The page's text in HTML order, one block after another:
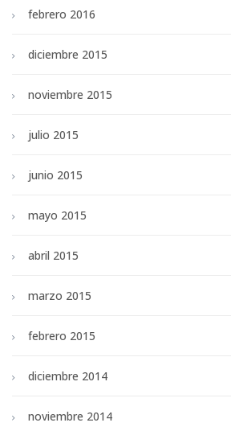
febrero 2016
diciembre 2015
noviembre 2015
julio 2015
junio 2015
mayo 2015
abril 2015
marzo 2015
febrero 2015
diciembre 2014
noviembre 2014